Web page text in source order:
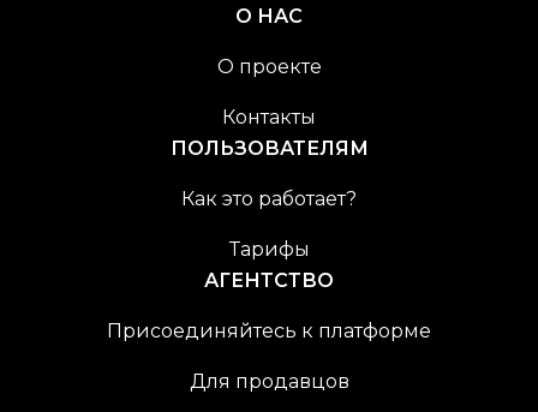
О НАС
О проекте
Контакты
ПОЛЬЗОВАТЕЛЯМ
Как это работает?
Тарифы
АГЕНТСТВО
Присоединяйтесь к платформе
Для продавцов